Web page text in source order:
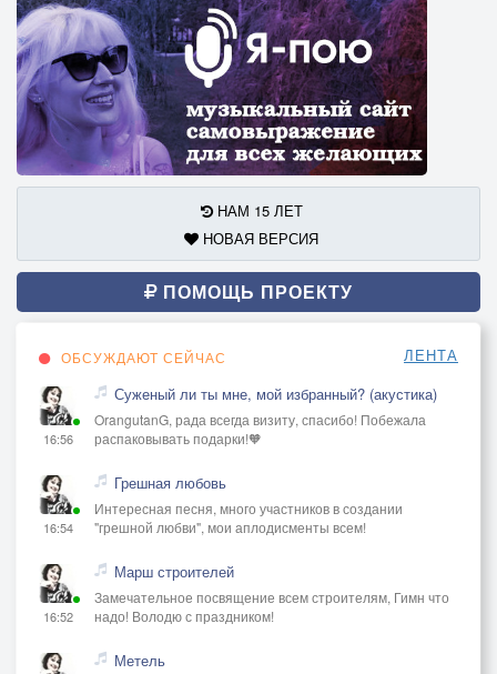
НАМ 15 ЛЕТ
НОВАЯ ВЕРСИЯ
ПОМОЩЬ ПРОЕКТУ
ОБСУЖДАЮТ СЕЙЧАС ЛЕНТА
16:56
Суженый ли ты мне, мой избранный? (акустика)
OrangutanG, рада всегда визиту, спасибо! Побежала
распаковывать подарки!🧡
16:54
Грешная любовь
Интересная песня, много участников в создании
"грешной любви", мои аплодисменты всем!
16:52
Марш строителей
Замечательное посвящение всем строителям, Гимн что
надо! Володю с праздником!
Метель